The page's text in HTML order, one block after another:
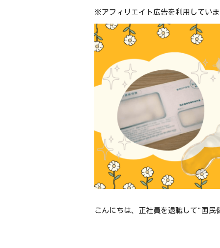
※アフィリエイト広告を利用してい
こんにちは、正社員を退職して"国